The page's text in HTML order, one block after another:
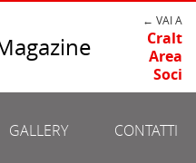
← VAI A
Cralt
Area
Soci
GALLERY CONTATTI